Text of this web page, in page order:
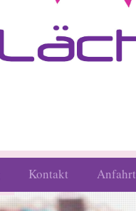
Kontakt Anfahrt